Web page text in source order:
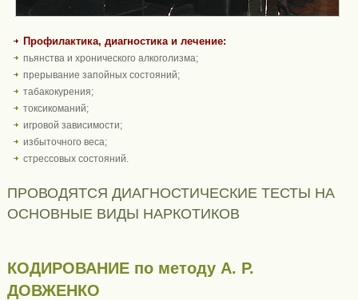
Профилактика, диагностика и лечение:
пьянства и хронического алкоголизма;
прерывание запойных состояний;
табакокурения;
токсикоманий;
игровой зависимости;
избыточного веса;
стрессовых состояний.
ПРОВОДЯТСЯ ДИАГНОСТИЧЕСКИЕ ТЕСТЫ НА
ОСНОВНЫЕ ВИДЫ НАРКОТИКОВ
КОДИРОВАНИЕ по методу А. Р.
ДОВЖЕНКО